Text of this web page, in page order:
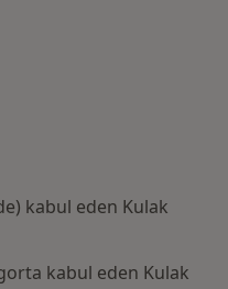
kabul eden Kulak
kabul eden Kulak